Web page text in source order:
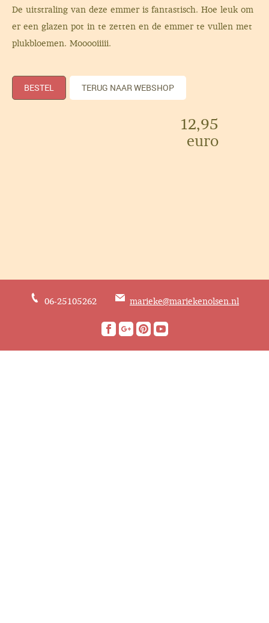
De uitstraling van deze emmer is fantastisch. Hoe leuk om
er een glazen pot in te zetten en de emmer te vullen met
plukbloemen. Mooooiiiii.
BESTEL TERUG NAAR WEBSHOP
12,95
euro
06-25105262 marieke@mariekenolsen.nl